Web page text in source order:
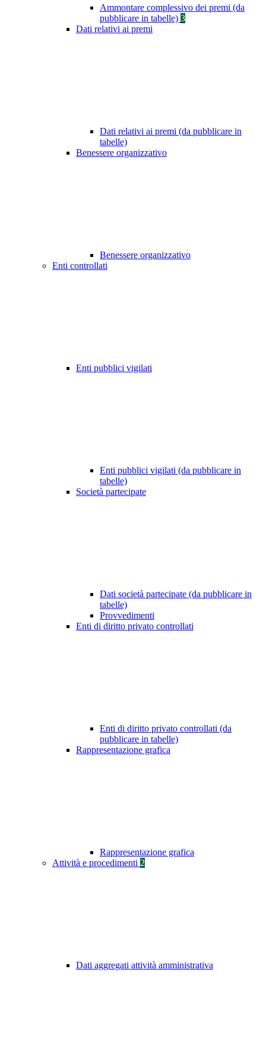
Ammontare complessivo dei premi (da
pubblicare in tabelle) 3
Dati relativi ai premi
Dati relativi ai premi (da pubblicare in
tabelle)
Benessere organizzativo
Benessere organizzativo
Enti controllati
Enti pubblici vigilati
Enti pubblici vigilati (da pubblicare in
tabelle)
Società partecipate
Dati società partecipate (da pubblicare in
tabelle)
Provvedimenti
Enti di diritto privato controllati
Enti di diritto privato controllati (da
pubblicare in tabelle)
Rappresentazione grafica
Rappresentazione grafica
Attività e procedimenti 2
Dati aggregati attività amministrativa